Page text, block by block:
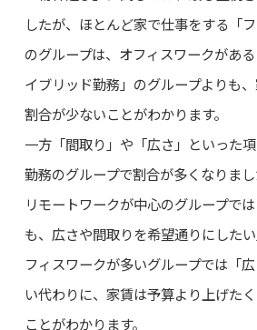
したが、ほとんど家で仕事をする「
のグループは、オフィスワークがあ
イブリッド勤務」のグループよりも
割合が少ないことがわかります。
一方「間取り」や「広さ」といった
勤務のグループで割合が多くなりまし
リモートワークが中心のグループで
も、広さや間取りを希望通りにした
フィスワークが多いグループでは「
い代わりに、家賃は予算より上げた
ことがわかります。